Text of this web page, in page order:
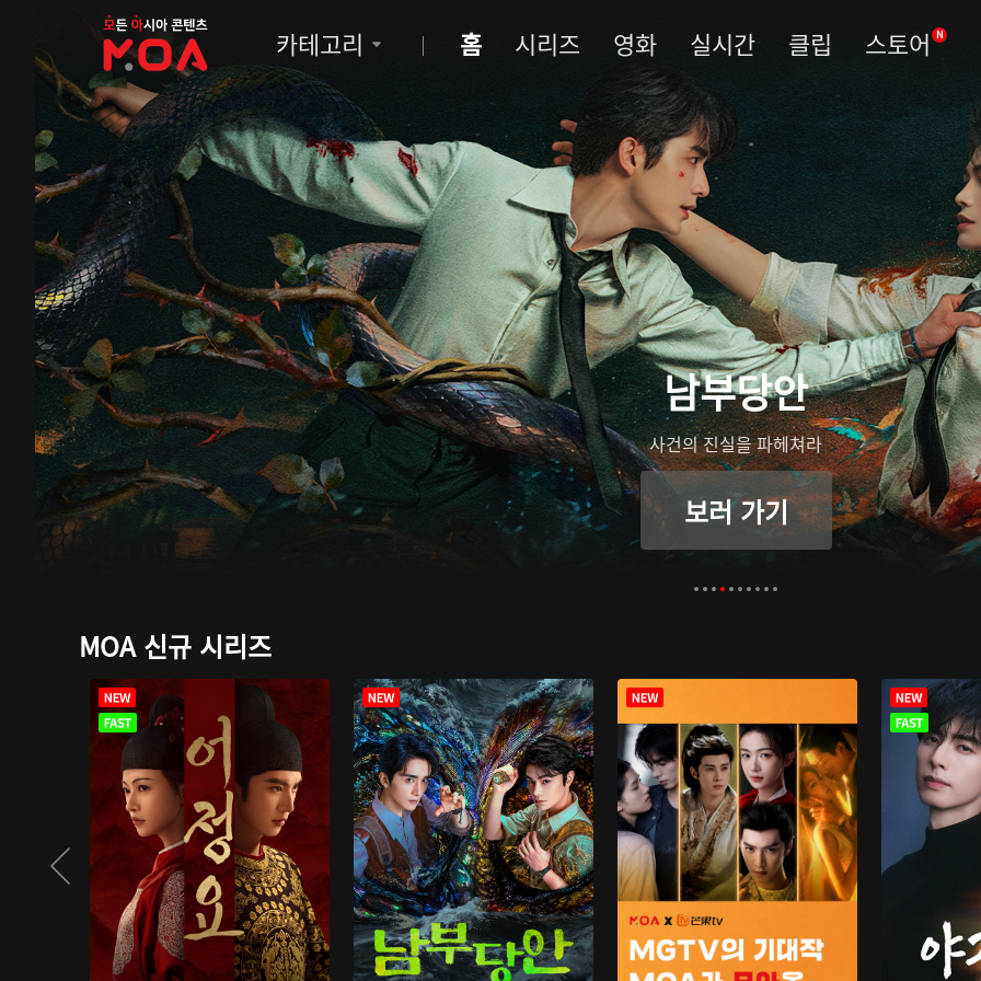
MOA
카테고리 홈 시리즈 영화 실시간 클립 스토어 N
남부당안
사건의 진실을 파헤쳐라
보러 가기
MOA 신규 시리즈